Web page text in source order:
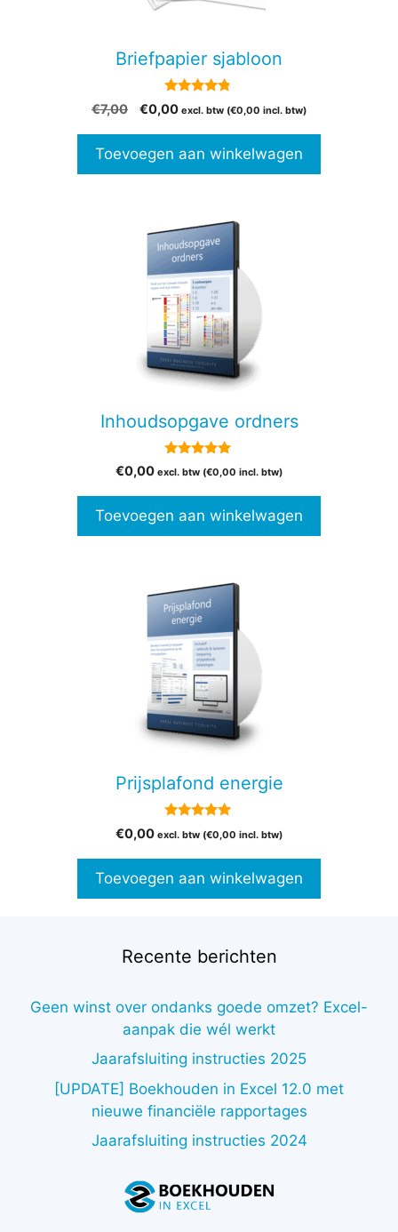
Briefpapier sjabloon
4.66
van 5
€7,00
Oorspronkelijke
€7,00.
€0,00Huidige
€0,00.
excl. btw (€0,00 incl. btw)
Toevoegen aan winkelwagen
Inhoudsopgave ordners
5.00
van 5
€0,00 excl. btw (€0,00 incl. btw)
Toevoegen aan winkelwagen
Prijsplafond energie
5.00
van 5
€0,00 excl. btw (€0,00 incl. btw)
Toevoegen aan winkelwagen
Recente berichten
Geen winst over ondanks goede omzet? Excel-
aanpak die wél werkt
Jaarafsluiting instructies 2025
[UPDATE] Boekhouden in Excel 12.0 met
nieuwe financiële rapportages
Jaarafsluiting instructies 2024